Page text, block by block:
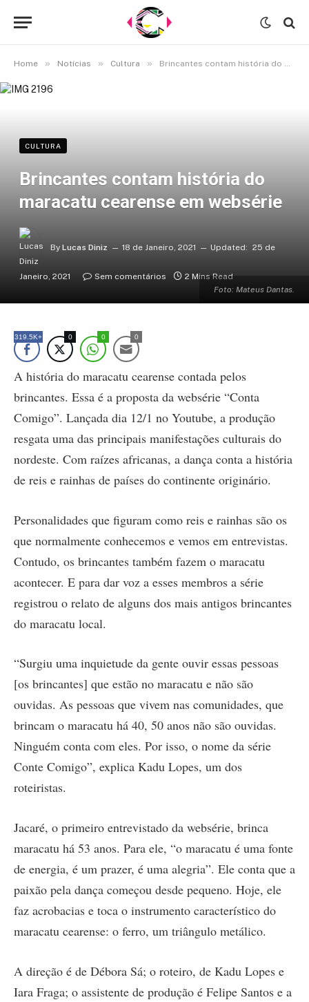
Home » Notícias » Cultura » Brincantes contam história do maracatu cearense em websérie
Foto: Mateus Dantas.
CULTURA
Brincantes contam história do
maracatu cearense em websérie
By Lucas Diniz 18 de Janeiro, 2021 Updated: 25 de
Janeiro, 2021 Sem comentários 2 Mins Read
319.5K+ 0 0 0
A história do maracatu cearense contada pelos
brincantes. Essa é a proposta da websérie “Conta
Comigo”. Lançada dia 12/1 no Youtube, a produção
resgata uma das principais manifestações culturais do
nordeste. Com raízes africanas, a dança conta a história
de reis e rainhas de países do continente originário.
Personalidades que figuram como reis e rainhas são os
que normalmente conhecemos e vemos em entrevistas.
Contudo, os brincantes também fazem o maracatu
acontecer. E para dar voz a esses membros a série
registrou o relato de alguns dos mais antigos brincantes
do maracatu local.
“Surgiu uma inquietude da gente ouvir essas pessoas
[os brincantes] que estão no maracatu e não são
ouvidas. As pessoas que vivem nas comunidades, que
brincam o maracatu há 40, 50 anos não são ouvidas.
Ninguém conta com eles. Por isso, o nome da série
Conte Comigo”, explica Kadu Lopes, um dos
roteiristas.
Jacaré, o primeiro entrevistado da websérie, brinca
maracatu há 53 anos. Para ele, “o maracatu é uma fonte
de energia, é um prazer, é uma alegria”. Ele conta que a
paixão pela dança começou desde pequeno. Hoje, ele
faz acrobacias e toca o instrumento característico do
maracatu cearense: o ferro, um triângulo metálico.
A direção é de Débora Sá; o roteiro, de Kadu Lopes e
Iara Fraga; o assistente de produção é Felipe Santos e a